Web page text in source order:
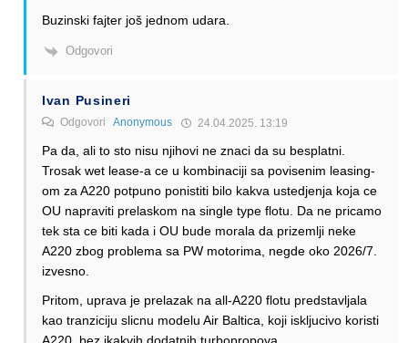
Buzinski fajter još jednom udara.
Odgovori
Ivan Pusineri
Odgovori Anonymous 24.04.2025. 13:19
Pa da, ali to sto nisu njihovi ne znaci da su besplatni.
Trosak wet lease-a ce u kombinaciji sa povisenim leasing-
om za A220 potpuno ponistiti bilo kakva ustedjenja koja ce
OU napraviti prelaskom na single type flotu. Da ne pricamo
tek sta ce biti kada i OU bude morala da prizemlji neke
A220 zbog problema sa PW motorima, negde oko 2026/7.
izvesno.
Pritom, uprava je prelazak na all-A220 flotu predstavljala
kao tranziciju slicnu modelu Air Baltica, koji iskljucivo koristi
A220, bez ikakvih dodatnih turbopropova